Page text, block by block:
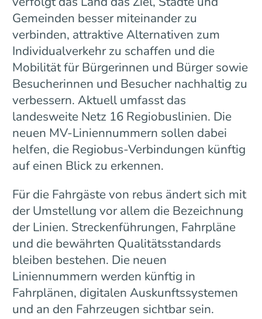
Gemeinden besser miteinander zu
verbinden, attraktive Alternativen zum
Individualverkehr zu schaffen und die
Mobilität für Bürgerinnen und Bürger sowie
Besucherinnen und Besucher nachhaltig zu
verbessern. Aktuell umfasst das
landesweite Netz 16 Regiobuslinien. Die
neuen MV-Liniennummern sollen dabei
helfen, die Regiobus-Verbindungen künftig
auf einen Blick zu erkennen.
Für die Fahrgäste von rebus ändert sich mit
der Umstellung vor allem die Bezeichnung
der Linien. Streckenführungen, Fahrpläne
und die bewährten Qualitätsstandards
bleiben bestehen. Die neuen
Liniennummern werden künftig in
Fahrplänen, digitalen Auskunftssystemen
und an den Fahrzeugen sichtbar sein.